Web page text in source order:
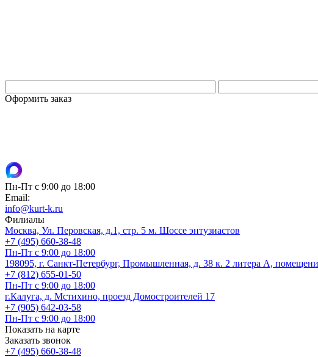
Оформить заказ
Пн-Пт с 9:00 до 18:00
Email:
info@kurt-k.ru
Филиалы
Москва, Ул. Перовская, д.1, стр. 5 м. Шоссе энтузиастов
+7 (495) 660-38-48
Пн-Пт с 9:00 до 18:00
198095, г. Санкт-Петербург, Промышленная, д. 38 к. 2 литера А,
+7 (812) 655-01-50
Пн-Пт с 9:00 до 18:00
г.Калуга, д. Мстихино, проезд Домостроителей 17
+7 (905) 642-03-58
Пн-Пт с 9:00 до 18:00
Показать на карте
Заказать звонок
+7 (495) 660-38-48